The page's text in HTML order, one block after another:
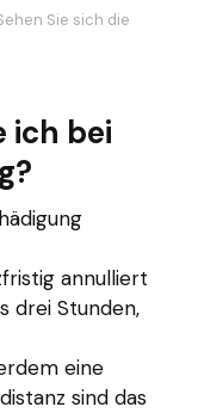
Sie sich die
ich bei
annulliert
drei Stunden,
eine
sind das